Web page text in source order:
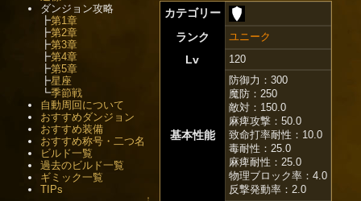
カテゴリー
ランク
ユニーク
Lv 120
基本性能
防御力：300
魔防：250
敵対：150.0
麻痺攻撃：50.0
致命打率耐性：10.0
毒耐性：25.0
麻痺耐性：25.0
物理ブロック率：4.0
反撃発動率：2.0
ダンジョン攻略
┣第1章
┣第2章
┣第3章
┣第4章
┣第5章
┣星座
┗季節戦
自動周回について
おすすめダンジョン
おすすめ装備
おすすめ称号・二つ名
ビルド一覧
過去のビルド一覧
ギミック一覧
TIPs
↑